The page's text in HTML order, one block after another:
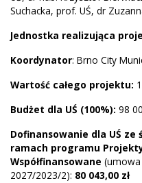
Suchacka, prof. UŚ, dr
Jednostka realizująca
Koordynator: Brno City
Wartość całego projektu:
Budżet dla UŚ (100%): 98
Dofinansowanie dla UŚ
ramach programu
Współfinansowane (umowa
2027/2023/2): 80 043,00 zł